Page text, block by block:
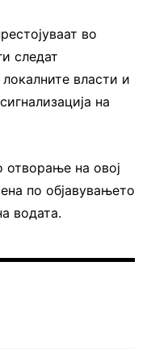
во
следат
власти и
на
отворање на овој
по објавувањето
водата.